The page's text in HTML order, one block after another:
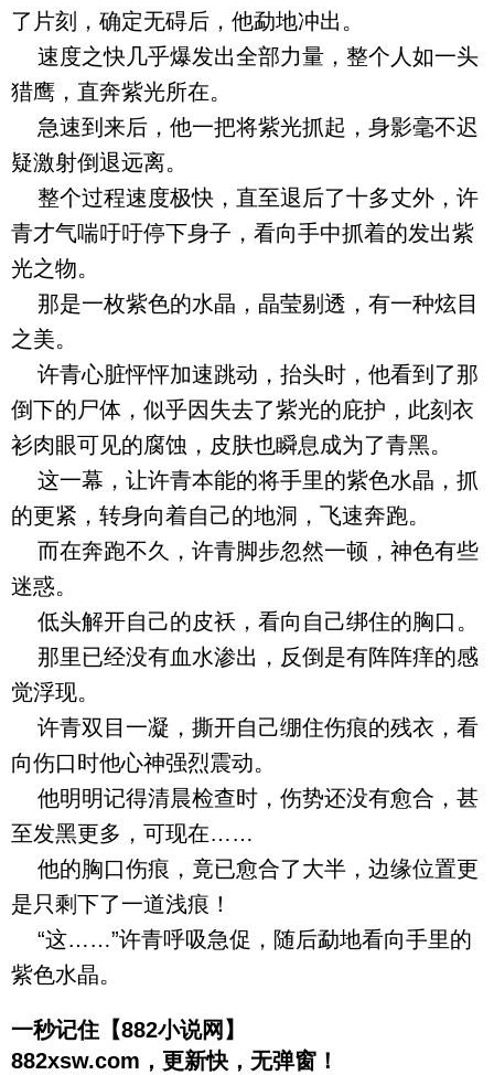
了片刻，确定无碍后，他勐地冲出。
速度之快几乎爆发出全部力量，整个人如一头
猎鹰，直奔紫光所在。
急速到来后，他一把将紫光抓起，身影毫不迟
疑激射倒退远离。
整个过程速度极快，直至退后了十多丈外，许
青才气喘吁吁停下身子，看向手中抓着的发出紫
光之物。
那是一枚紫色的水晶，晶莹剔透，有一种炫目
之美。
许青心脏怦怦加速跳动，抬头时，他看到了那
倒下的尸体，似乎因失去了紫光的庇护，此刻衣
衫肉眼可见的腐蚀，皮肤也瞬息成为了青黑。
这一幕，让许青本能的将手里的紫色水晶，抓
的更紧，转身向着自己的地洞，飞速奔跑。
而在奔跑不久，许青脚步忽然一顿，神色有些
迷惑。
低头解开自己的皮袄，看向自己绑住的胸口。
那里已经没有血水渗出，反倒是有阵阵痒的感
觉浮现。
许青双目一凝，撕开自己绷住伤痕的残衣，看
向伤口时他心神强烈震动。
他明明记得清晨检查时，伤势还没有愈合，甚
至发黑更多，可现在……
他的胸口伤痕，竟已愈合了大半，边缘位置更
是只剩下了一道浅痕！
“这……”许青呼吸急促，随后勐地看向手里的
紫色水晶。
一秒记住【882小说网】
882xsw.com，更新快，无弹窗！